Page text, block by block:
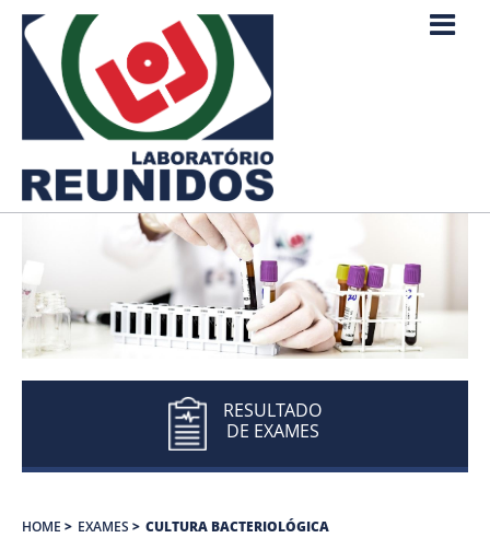
RESULTADO
DE EXAMES
HOME > EXAMES > CULTURA BACTERIOLÓGICA